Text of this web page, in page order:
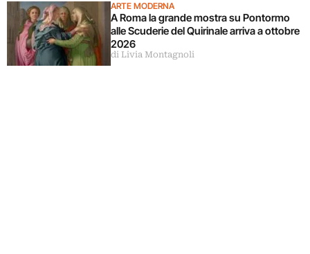
ARTE MODERNA
A Roma la grande mostra su Pontormo
alle Scuderie del Quirinale arriva a ottobre
2026
di Livia Montagnoli